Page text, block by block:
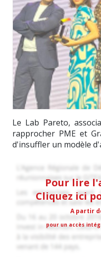
Le Lab Pareto,
rapprocher PME et
d'insuffler un modèle
Pour lire
Cliquez ici
A partir
pour un accès